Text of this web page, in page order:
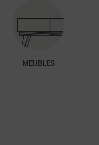
MEUBLES